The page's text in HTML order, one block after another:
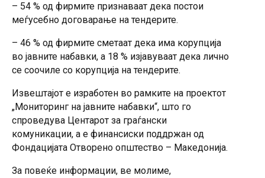
– 54 % од фирмите признаваат дека постои
меѓусебно договарање на тендерите.
– 46 % од фирмите сметаат дека има корупција
во јавните набавки, а 18 % изјавуваат дека лично
се соочиле со корупција на тендерите.
Извештајот е изработен во рамките на проектот
„Мониторинг на јавните набавки“, што го
спроведува Центарот за граѓански
комуникации, а е финансиски поддржан од
Фондацијата Отворено општество – Македонија.
За повеќе информации, ве молиме,